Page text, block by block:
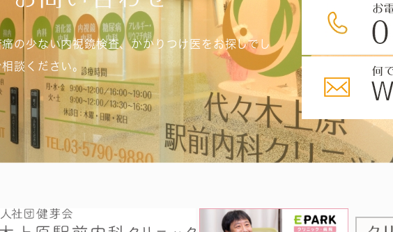
の少ない内視鏡検査、かかりつけ医をお探しでし
談ください。